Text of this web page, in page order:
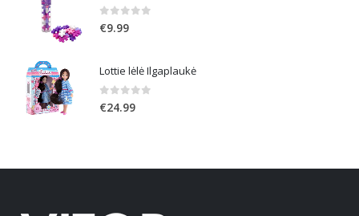
0out of 5
€9.99
Lottie lėlė Ilgaplaukė
0 out of 5
€24.99